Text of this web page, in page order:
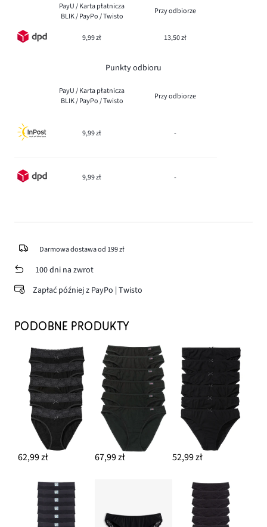
PayU / Karta płatnicza
BLIK / PayPo / Twisto
Przy odbiorze
9,99 zł 13,50 zł
Punkty odbioru
PayU / Karta płatnicza
BLIK / PayPo / Twisto
Przy odbiorze
9,99 zł -
9,99 zł -
Darmowa dostawa od 199 zł
100 dni na zwrot
Zapłać później z PayPo | Twisto
PODOBNE PRODUKTY
62,99 zł 67,99 zł 52,99 zł